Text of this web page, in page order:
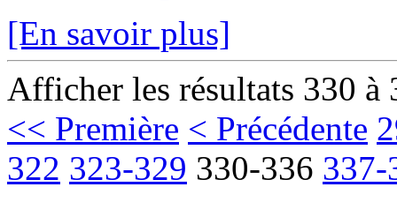
[En savoir plus]
Afficher les résultats 330 à
<< Première < Précédente
322 323-329 330-336 337-